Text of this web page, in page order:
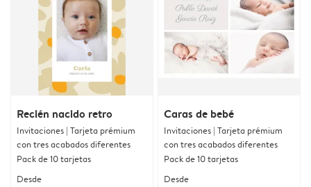
Recién nacido retro
Invitaciones | Tarjeta prémium
con tres acabados diferentes
Pack de 10 tarjetas
Desde
Caras de bebé
Invitaciones | Tarjeta prémium
con tres acabados diferentes
Pack de 10 tarjetas
Desde